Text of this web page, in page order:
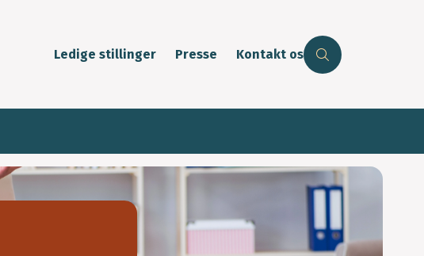
Ledige stillinger Presse Kontakt os